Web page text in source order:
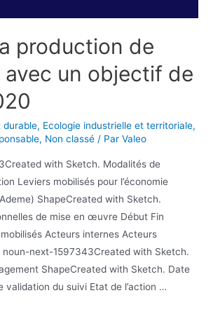
production de
un objectif de
durable, Ecologie industrielle et territoriale,
, Non classé / ParValeo
with Sketch. Modalités de
Leviers mobilisés pour l’économie
ShapeCreated with Sketch.
de mise en œuvre Début Fin
Acteurs internes Acteurs
noun-next-1597343Created with Sketch.
ShapeCreated with Sketch. Date
validation du suivi Etat de l’action …